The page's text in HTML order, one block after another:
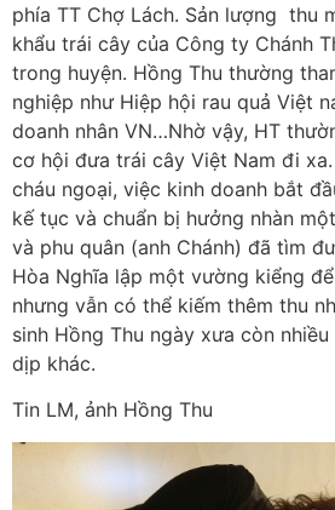
phía TT Chợ Lách. Sản lượng thu
khẩu trái cây của Công ty Chánh
trong huyện. Hồng Thu thường
nghiệp như Hiệp hội rau quả Việt
doanh nhân VN…Nhờ vậy, HT
cơ hội đưa trái cây Việt Nam đi
cháu ngoại, việc kinh doanh bắt
kế tục và chuẩn bị hưởng nhàn
và phu quân (anh Chánh) đã tìm
Hòa Nghĩa lập một vường kiểng
nhưng vẫn có thể kiếm thêm thu
sinh Hồng Thu ngày xưa còn
dịp khác.
Tin LM, ảnh Hồng Thu